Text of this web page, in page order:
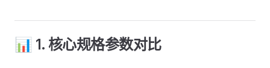
📊 1. 核心规格参数对比